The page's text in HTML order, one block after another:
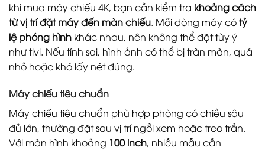
khi mua máy chiếu 4K, bạn cần kiểm tra khoảng cách
từ vị trí đặt máy đến màn chiếu. Mỗi dòng máy cótỷ
lệ phóng hình khác nhau, nên không thể đặt tùy ý
như tivi. Nếu tính sai, hình ảnh có thể bị tràn màn, quá
nhỏ hoặc khó lấy nét đúng.
Máy chiếu tiêu chuẩn
Máy chiếu tiêu chuẩn phù hợp phòng có chiều sâu
đủ lớn, thường đặt sau vị trí ngồi xem hoặc treo trần.
Với màn hình khoảng 100 inch, nhiều mẫu cần